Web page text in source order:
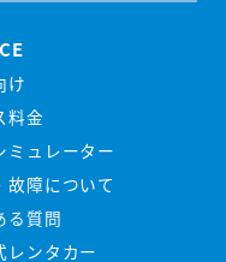
け
料金
ミュレーター
故障について
る質問
レンタカー